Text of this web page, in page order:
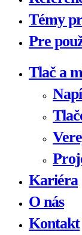
Témy
Pre
Tlač a
Kariéra
O nás
Kontakt